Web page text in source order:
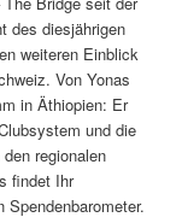
des diesjährigen
weiteren Einblick
Von Yonas
in Äthiopien: Er
und die
regionalen
findet Ihr
Spendenbarometer.